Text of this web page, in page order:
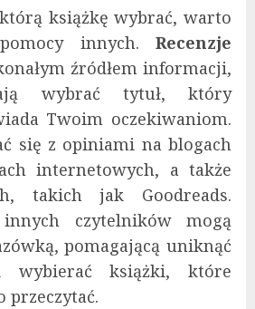
książkę wybrać, warto
innych. Recenzje
źródłem informacji,
wybrać tytuł, który
Twoim oczekiwaniom.
się z opiniami na blogach
internetowych, a także
takich jak Goodreads.
innych czytelników mogą
pomagającą uniknąć
wybierać książki, które
przeczytać.